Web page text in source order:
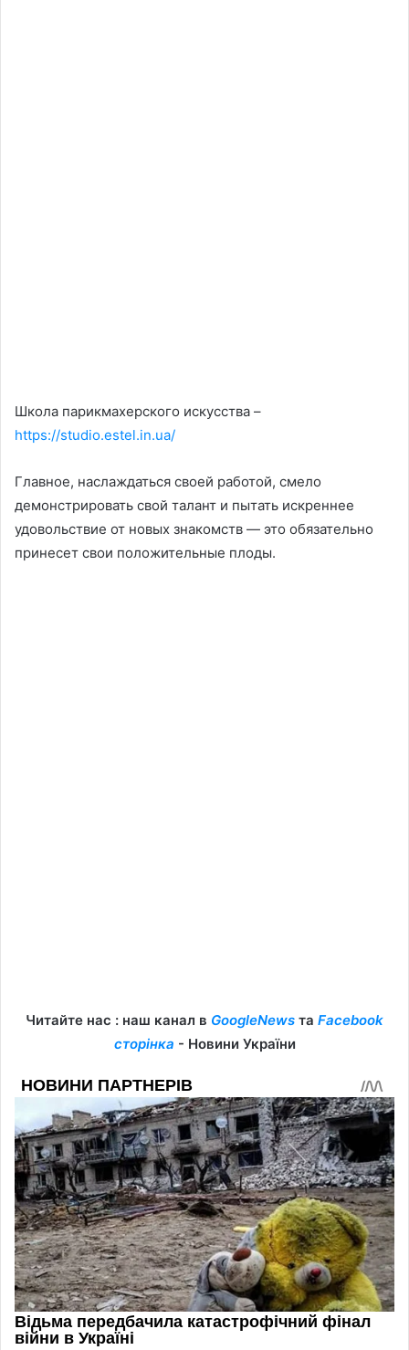
Школа парикмахерского искусства –
https://studio.estel.in.ua/
Главное, наслаждаться своей работой, смело
демонстрировать свой талант и пытать искреннее
удовольствие от новых знакомств — это обязательно
принесет свои положительные плоды.
Читайте нас : наш канал в GoogleNews та Facebook
сторінка - Новини України